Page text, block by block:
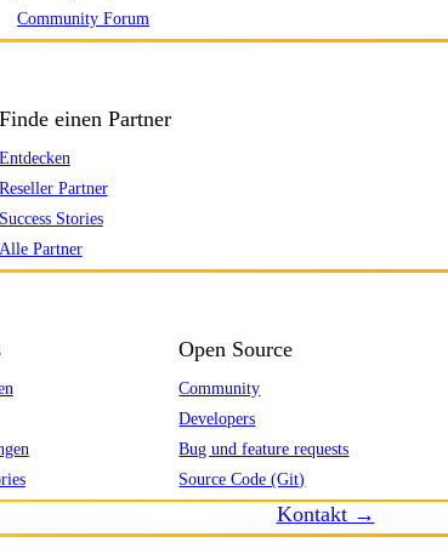
Community Forum
Finde einen Partner
Entdecken
Reseller Partner
Success Stories
Alle Partner
Open Source
Community
Developers
Bug und feature requests
Source Code (Git)
Kontakt →